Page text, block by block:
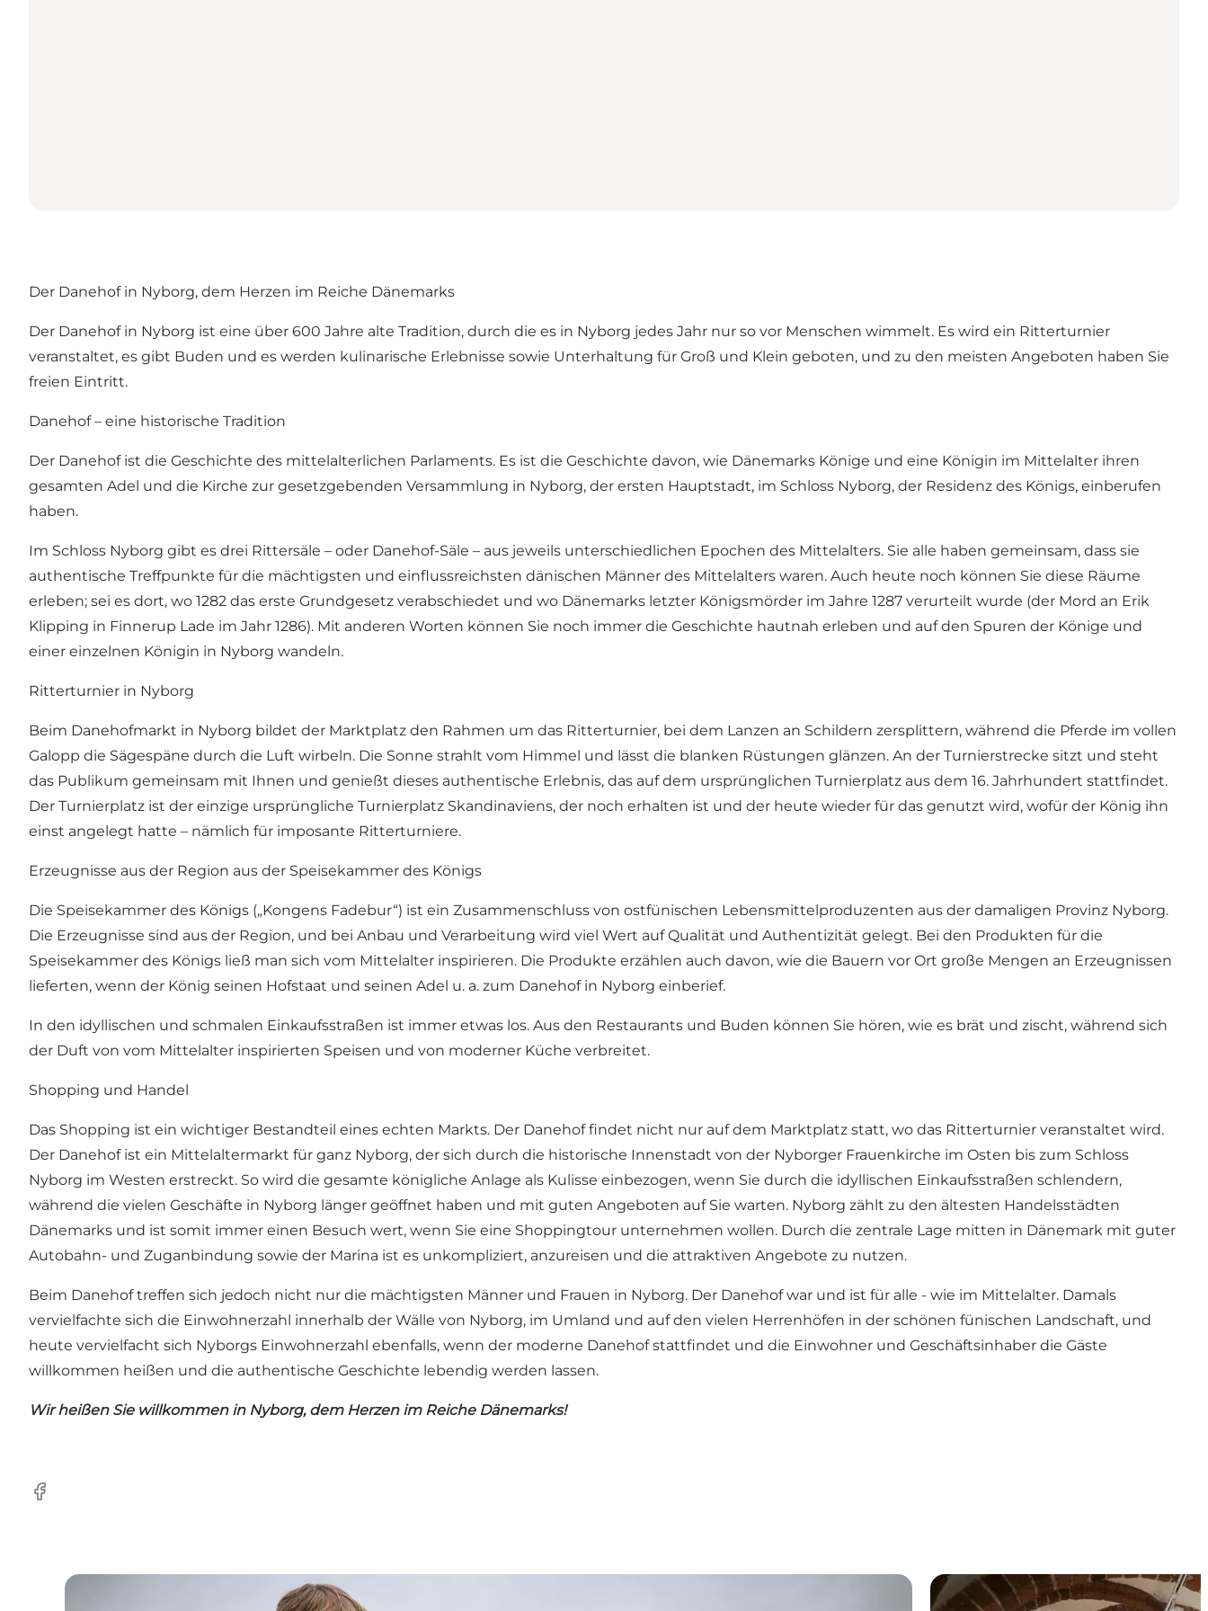
Der Danehof in Nyborg, dem Herzen im Reiche Dänemarks
Der Danehof in Nyborg ist eine über 600 Jahre alte Tradition, durch die es in Nyborg jedes Jahr nur so vor Menschen wimmelt. Es wird ein Ritterturnier
veranstaltet, es gibt Buden und es werden kulinarische Erlebnisse sowie Unterhaltung für Groß und Klein geboten, und zu den meisten Angeboten haben Sie
freien Eintritt.
Danehof – eine historische Tradition
Der Danehof ist die Geschichte des mittelalterlichen Parlaments. Es ist die Geschichte davon, wie Dänemarks Könige und eine Königin im Mittelalter ihren
gesamten Adel und die Kirche zur gesetzgebenden Versammlung in Nyborg, der ersten Hauptstadt, im Schloss Nyborg, der Residenz des Königs, einberufen
haben.
Im Schloss Nyborg gibt es drei Rittersäle – oder Danehof-Säle – aus jeweils unterschiedlichen Epochen des Mittelalters. Sie alle haben gemeinsam, dass sie
authentische Treffpunkte für die mächtigsten und einflussreichsten dänischen Männer des Mittelalters waren. Auch heute noch können Sie diese Räume
erleben; sei es dort, wo 1282 das erste Grundgesetz verabschiedet und wo Dänemarks letzter Königsmörder im Jahre 1287 verurteilt wurde (der Mord an Erik
Klipping in Finnerup Lade im Jahr 1286). Mit anderen Worten können Sie noch immer die Geschichte hautnah erleben und auf den Spuren der Könige und
einer einzelnen Königin in Nyborg wandeln.
Ritterturnier in Nyborg
Beim Danehofmarkt in Nyborg bildet der Marktplatz den Rahmen um das Ritterturnier, bei dem Lanzen an Schildern zersplittern, während die Pferde im vollen
Galopp die Sägespäne durch die Luft wirbeln. Die Sonne strahlt vom Himmel und lässt die blanken Rüstungen glänzen. An der Turnierstrecke sitzt und steht
das Publikum gemeinsam mit Ihnen und genießt dieses authentische Erlebnis, das auf dem ursprünglichen Turnierplatz aus dem 16. Jahrhundert stattfindet.
Der Turnierplatz ist der einzige ursprüngliche Turnierplatz Skandinaviens, der noch erhalten ist und der heute wieder für das genutzt wird, wofür der König ihn
einst angelegt hatte – nämlich für imposante Ritterturniere.
Erzeugnisse aus der Region aus der Speisekammer des Königs
Die Speisekammer des Königs („Kongens Fadebur“) ist ein Zusammenschluss von ostfünischen Lebensmittelproduzenten aus der damaligen Provinz Nyborg.
Die Erzeugnisse sind aus der Region, und bei Anbau und Verarbeitung wird viel Wert auf Qualität und Authentizität gelegt. Bei den Produkten für die
Speisekammer des Königs ließ man sich vom Mittelalter inspirieren. Die Produkte erzählen auch davon, wie die Bauern vor Ort große Mengen an Erzeugnissen
lieferten, wenn der König seinen Hofstaat und seinen Adel u. a. zum Danehof in Nyborg einberief.
In den idyllischen und schmalen Einkaufsstraßen ist immer etwas los. Aus den Restaurants und Buden können Sie hören, wie es brät und zischt, während sich
der Duft von vom Mittelalter inspirierten Speisen und von moderner Küche verbreitet.
Shopping und Handel
Das Shopping ist ein wichtiger Bestandteil eines echten Markts. Der Danehof findet nicht nur auf dem Marktplatz statt, wo das Ritterturnier veranstaltet wird.
Der Danehof ist ein Mittelaltermarkt für ganz Nyborg, der sich durch die historische Innenstadt von der Nyborger Frauenkirche im Osten bis zum Schloss
Nyborg im Westen erstreckt. So wird die gesamte königliche Anlage als Kulisse einbezogen, wenn Sie durch die idyllischen Einkaufsstraßen schlendern,
während die vielen Geschäfte in Nyborg länger geöffnet haben und mit guten Angeboten auf Sie warten. Nyborg zählt zu den ältesten Handelsstädten
Dänemarks und ist somit immer einen Besuch wert, wenn Sie eine Shoppingtour unternehmen wollen. Durch die zentrale Lage mitten in Dänemark mit guter
Autobahn- und Zuganbindung sowie der Marina ist es unkompliziert, anzureisen und die attraktiven Angebote zu nutzen.
Beim Danehof treffen sich jedoch nicht nur die mächtigsten Männer und Frauen in Nyborg. Der Danehof war und ist für alle - wie im Mittelalter. Damals
vervielfachte sich die Einwohnerzahl innerhalb der Wälle von Nyborg, im Umland und auf den vielen Herrenhöfen in der schönen fünischen Landschaft, und
heute vervielfacht sich Nyborgs Einwohnerzahl ebenfalls, wenn der moderne Danehof stattfindet und die Einwohner und Geschäftsinhaber die Gäste
willkommen heißen und die authentische Geschichte lebendig werden lassen.
Wir heißen Sie willkommen in Nyborg, dem Herzen im Reiche Dänemarks!
Facebook